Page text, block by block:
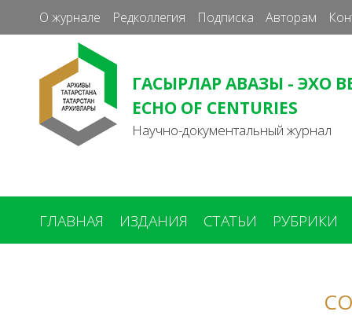
О журнале Редколлегия Подписка Авторам
ГАСЫРЛАР АВАЗЫ - ЭХО
ECHO OF CENTURIES
Научно-документальный журнал
ГЛАВНАЯ ИЗДАНИЯ СТАТЬИ РУБРИКИ